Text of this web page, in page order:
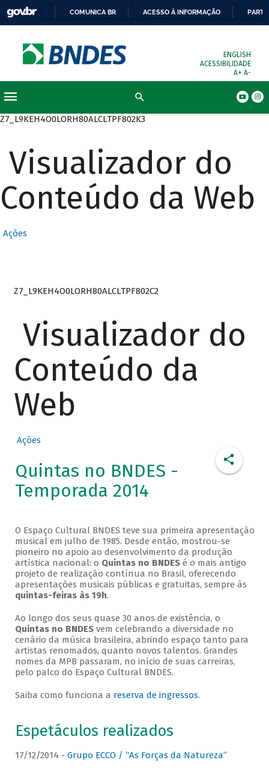
COMUNICA BR ACESSO À INFORMAÇÃO
ENGLISH
ACESSIBILIDADE
A+ A-
Z7_L9KEH4O0LORH80ALCLTPF802K3
Visualizador do
Conteúdo da Web
Ações
Z7_L9KEH4O0LORH80ALCLTPF802C2
Visualizador do
Conteúdo da
Web
Ações
Quintas no BNDES -
Temporada 2014
O Espaço Cultural BNDES teve sua primeira apresentação
musical em julho de 1985. Desde então, mostrou-se
pioneiro no apoio ao desenvolvimento da produção
artística nacional: o Quintas no BNDESé o mais antigo
projeto de realização contínua no Brasil, oferecendo
apresentações musicais públicas e gratuitas, sempre às
quintas-feiras às 19h.
Ao longo dos seus quase 30 anos de existência, o
Quintas no BNDESvem celebrando a diversidade no
cenário da música brasileira, abrindo espaço tanto para
artistas renomados, quanto novos talentos. Grandes
nomes da MPB passaram, no início de suas carreiras,
pelo palco do Espaço Cultural BNDES.
Saiba como funciona a reserva de ingressos.
Espetáculos realizados
17/12/2014 - Grupo ECCO / “As Forças da Natureza”